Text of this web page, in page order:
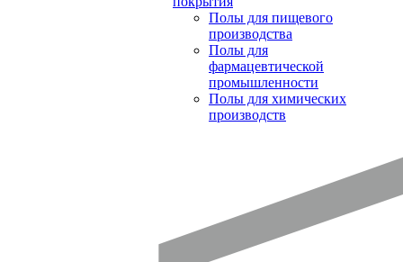
Полы для пищевого
производства
Полы для
фармацевтической
промышленности
Полы для химических
производств